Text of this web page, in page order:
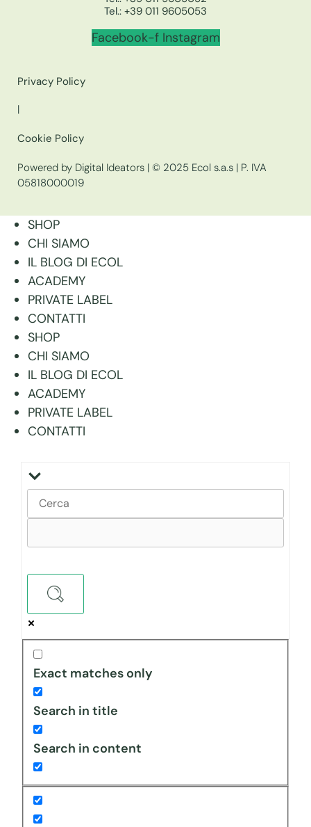
Tel.: +39 011 9605053
Facebook-f Instagram
Privacy Policy
|
Cookie Policy
Powered by Digital Ideators | © 2025 Ecol s.a.s | P. IVA
05818000019
SHOP
CHI SIAMO
IL BLOG DI ECOL
ACADEMY
PRIVATE LABEL
CONTATTI
SHOP
CHI SIAMO
IL BLOG DI ECOL
ACADEMY
PRIVATE LABEL
CONTATTI
Exact matches only
Search in title
Search in content